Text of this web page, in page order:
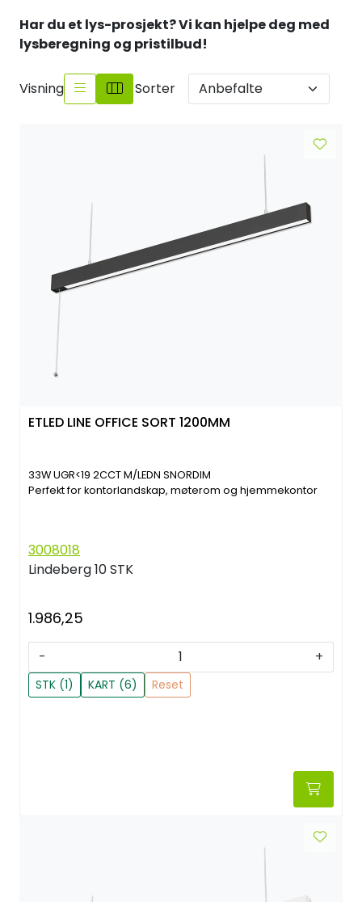
Har du et lys-prosjekt? Vi kan hjelpe deg med
lysberegning og pristilbud!
Visning Sorter
ETLED LINE OFFICE SORT 1200MM
33W UGR<19 2CCT M/LEDN SNORDIM
Perfekt for kontorlandskap, møterom og hjemmekontor
3008018
Lindeberg10 STK
1.986,25
- +
STK (1) KART (6) Reset
Sikringsmateriell
Verktøy